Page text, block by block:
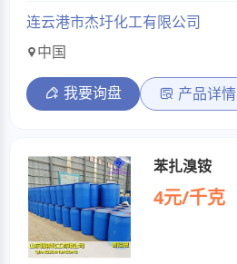
连云港市杰圩化工有限公司
中国
我要询盘 产品详情
苯扎溴铵
4元/千克